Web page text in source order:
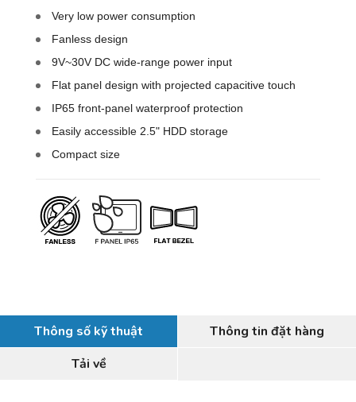
Very low power consumption
Fanless design
9V~30V DC wide-range power input
Flat panel design with projected capacitive touch
IP65 front-panel waterproof protection
Easily accessible 2.5" HDD storage
Compact size
Thông số kỹ thuật
Thông tin đặt hàng
Tải về